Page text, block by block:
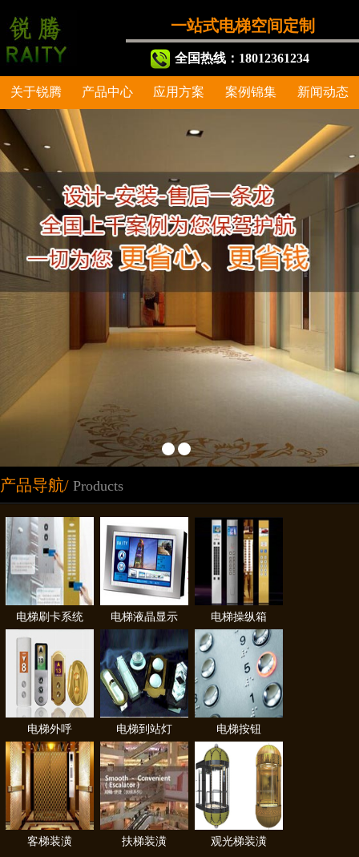
一站式电梯空间定制
全国热线：18012361234
关于锐腾 产品中心 应用方案 案例锦集 新闻动态
产品导航/ Products
电梯刷卡系统 电梯液晶显示 电梯操纵箱
电梯外呼 电梯到站灯 电梯按钮
客梯装潢 扶梯装潢 观光梯装潢